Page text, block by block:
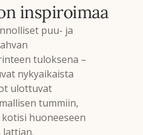
inspiroimaa
puu- ja
tuloksena –
nykyaikaista
ulottuvat
tummiin,
huoneeseen